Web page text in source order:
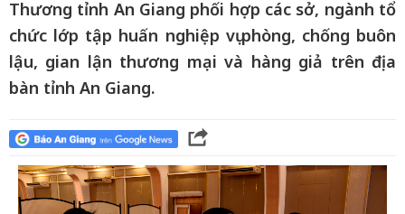
Thương tỉnh An Giang phối hợp các sở, ngành tổ
chức lớp tập huấn nghiệp vụ phòng, chống buôn
lậu, gian lận thương mại và hàng giả trên địa
bàn tỉnh An Giang.